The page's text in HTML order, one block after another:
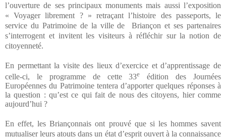
l’ouverture de ses principaux monuments mais aussi l’exposition
« Voyager librement ? » retraçant l’histoire des passeports, le
service du Patrimoine de la ville de
Briançon et ses partenaires
s’interrogent et invitent les visiteurs à réfléchir sur la notion de
citoyenneté.
En permettant la visite des lieux d’exercice et d’apprentissage de
celle-ci, le programme de cette 33e édition des Journées
Européennes du Patrimoine tentera d’apporter quelques réponses à
la question : qu’est ce qui fait de nous des citoyens, hier comme
aujourd’hui ?
En effet, les Briançonnais ont prouvé que si les hommes savent
mutualiser leurs atouts dans un état d’esprit ouvert à la connaissance